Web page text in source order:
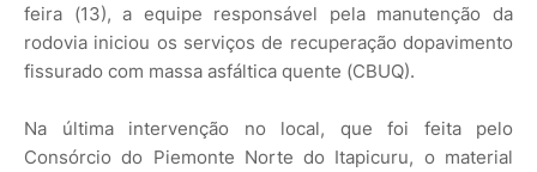
feira (13), a equipe responsável pela manutenção da
rodovia iniciou os serviços de recuperação dopavimento
fissurado com massa asfáltica quente (CBUQ).
Na última intervenção no local, que foi feita pelo
Consórcio do Piemonte Norte do Itapicuru, o material